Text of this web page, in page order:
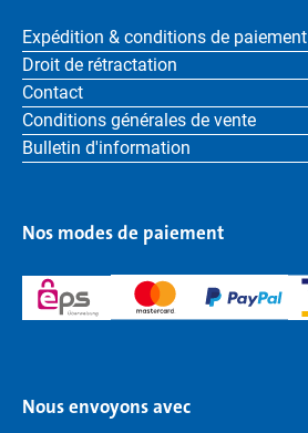
Expédition & conditions de paiement
Droit de rétractation
Contact
Conditions générales de vente
Bulletin d'information
Nos modes de paiement
Nous envoyons avec